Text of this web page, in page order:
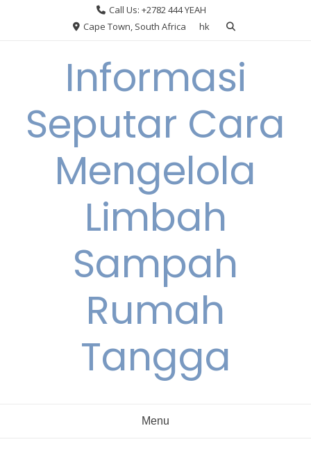
Call Us: +2782 444 YEAH
Cape Town, South Africa
hk
Informasi
Seputar Cara
Mengelola
Limbah
Sampah
Rumah
Tangga
Menu